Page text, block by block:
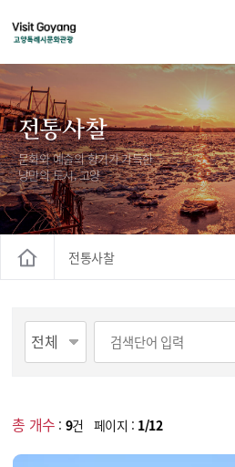
전통사찰
문화와 예술의 향기가 가득한
낭만의 도시, 고양
전통사찰
총 개수 : 9건 페이지 : 1/12